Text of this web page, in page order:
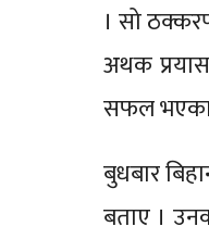
। सो
अथक
सफल भएका
बुधबार
बताए ।